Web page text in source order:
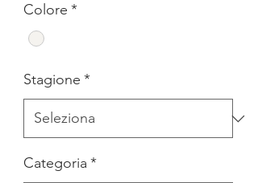
Colore *
Stagione *
Categoria *